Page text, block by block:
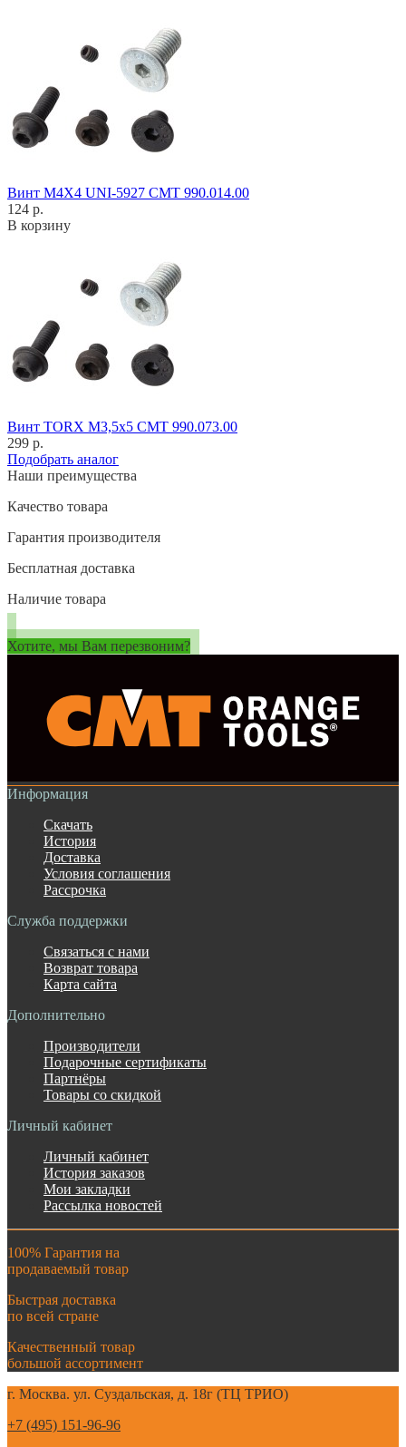
Винт M4X4 UNI-5927 CMT 990.014.00
124 р.
В корзину
Винт TORX M3,5x5 CMT 990.073.00
299 р.
Подобрать аналог
Наши преимущества
Качество товара
Гарантия производителя
Бесплатная доставка
Наличие товара
Хотите, мы Вам перезвоним?
Информация
Скачать
История
Доставка
Условия соглашения
Рассрочка
Служба поддержки
Связаться с нами
Возврат товара
Карта сайта
Дополнительно
Производители
Подарочные сертификаты
Партнёры
Товары со скидкой
Личный кабинет
Личный кабинет
История заказов
Мои закладки
Рассылка новостей
100% Гарантия на
продаваемый товар
Быстрая доставка
по всей стране
Качественный товар
большой ассортимент
г. Москва. ул. Суздальская, д. 18г (ТЦ ТРИО)
+7 (495) 151-96-96